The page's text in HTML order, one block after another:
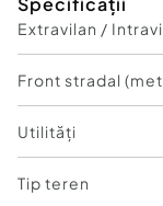
Oradea: 55 km.
Obiective
Cheile Cuților,
Extravilan /
Front stradal
Utilități
Tip teren